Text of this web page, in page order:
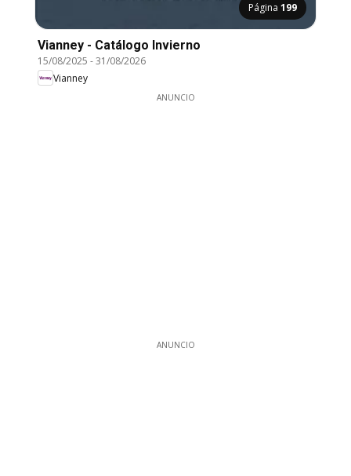
Página 199
Vianney - Catálogo Invierno
15/08/2025 -31/08/2026
Vianney
ANUNCIO
ANUNCIO